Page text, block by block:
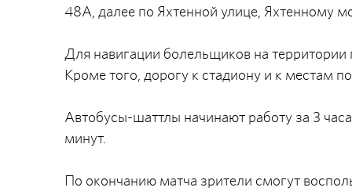
48А, далее по Яхтенной улице, Яхтенному
Для навигации болельщиков на
Кроме того, дорогу к стадиону и к местам
Автобусы-шаттлы начинают работу за 3
минут.
По окончанию матча зрители смогут